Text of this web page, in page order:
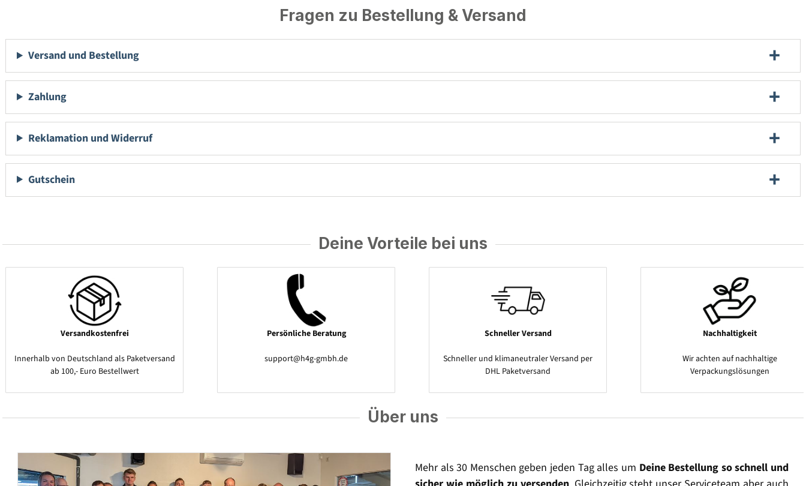
Fragen zu Bestellung & Versand
Versand und Bestellung
Zahlung
Reklamation und Widerruf
Gutschein
Deine Vorteile bei uns
Versandkostenfrei
Innerhalb von Deutschland als Paketversand
ab 100,- Euro Bestellwert
Persönliche Beratung
support@h4g-gmbh.de
Schneller Versand
Schneller und klimaneutraler Versand per
DHL Paketversand
Nachhaltigkeit
Wir achten auf nachhaltige
Verpackungslösungen
Über uns
Mehr als 30 Menschen geben jeden Tag alles um Deine Bestellung so schnell und